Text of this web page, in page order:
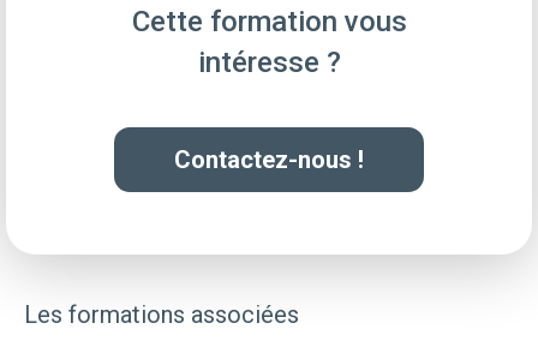
Cette formation vous
intéresse ?
Contactez-nous !
Les formations associées